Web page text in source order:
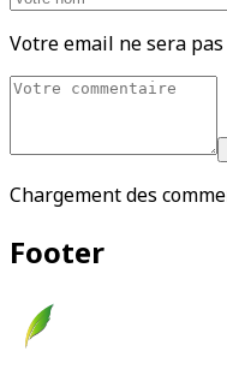
Votre email ne sera
Chargement des
Footer